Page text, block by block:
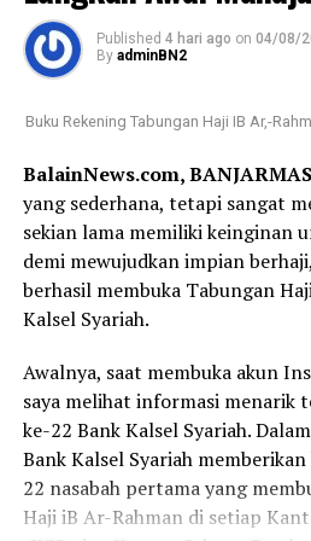
Published 4 hari ago on 04/08/
By adminBN2
Buku Rekening Tabungan Haji IB Ar,-
BalainNews.com,
yang sederhana, tetapi sangat
sekian lama memiliki keinginan
demi mewujudkan impian
berhasil membuka Tabungan
Kalsel Syariah.
Awalnya, saat membuka akun
saya melihat informasi menarik
ke-22 Bank Kalsel Syariah.
Bank Kalsel Syariah
22 nasabah pertama yang
Haji iB Ar-Rahman di setiap